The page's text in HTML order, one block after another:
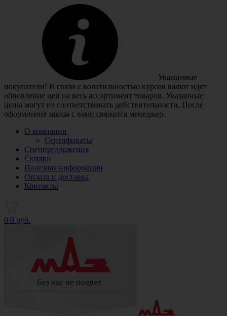
Уважаемые
покупатели! В связи с волатильностью курсов валют идет
обновление цен на весь ассортимент товаров. Указанные
цены могут не соответствовать действительности. После
оформления заказа с вами свяжется менеджер.
О компании
Сертификаты
Спецпредложения
Скидки
Полезная информация
Оплата и доставка
Контакты
0 0 руб.